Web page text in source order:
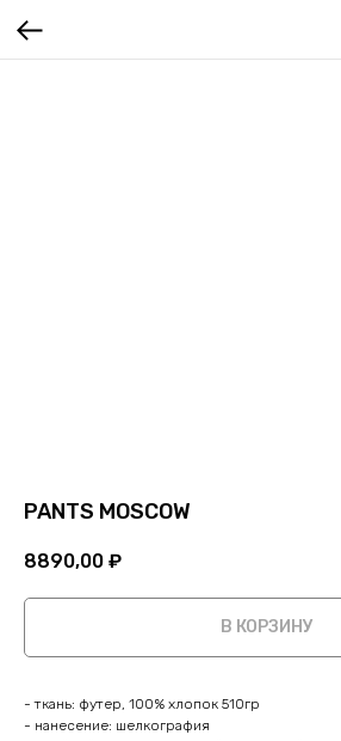
PANTS MOSCOW
8890,00 ₽
В КОРЗИНУ
- ткань: футер, 100% хлопок 510гр
- нанесение: шелкография